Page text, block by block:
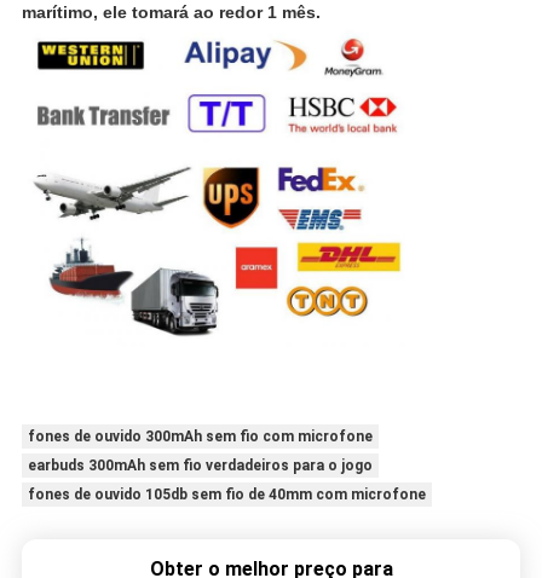
marítimo, ele tomará ao redor 1 mês.
fones de ouvido 300mAh sem fio com microfone
earbuds 300mAh sem fio verdadeiros para o jogo
fones de ouvido 105db sem fio de 40mm com microfone
Obter o melhor preço para